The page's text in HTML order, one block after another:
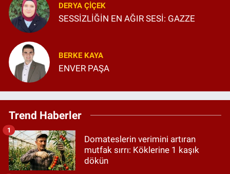
DERYA ÇIÇEK
SESSİZLİĞİN EN AĞIR SESİ: GAZZE
BERKE KAYA
ENVER PAŞA
Trend Haberler
Domateslerin verimini artıran
mutfak sırrı: Köklerine 1 kaşık
dökün
1